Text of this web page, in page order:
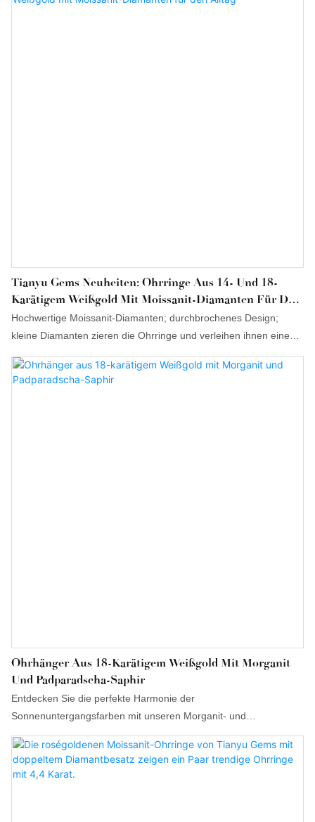
errichten und zu festigen, sodass sie ihre starke
Tianyu Gems Neuheiten: Ohrringe Aus 14- Und 18-
Karätigem Weißgold Mit Moissanit-Diamanten Für Den
Alltag
Hochwertige Moissanit-Diamanten; durchbrochenes Design;
kleine Diamanten zieren die Ohrringe und verleihen ihnen einen
Ohrhänger Aus 18-Karätigem Weißgold Mit Morganit
Und Padparadscha-Saphir
Entdecken Sie die perfekte Harmonie der
Sonnenuntergangsfarben mit unseren Morganit- und
Padparadscha-Saphir-Ohrhängern. Diese exklusiven
Schmuckstücke vereinen zartrosa Morganite im Smaragdschliff
mit leuchtenden, feurigen Padparadscha-Saphiren im